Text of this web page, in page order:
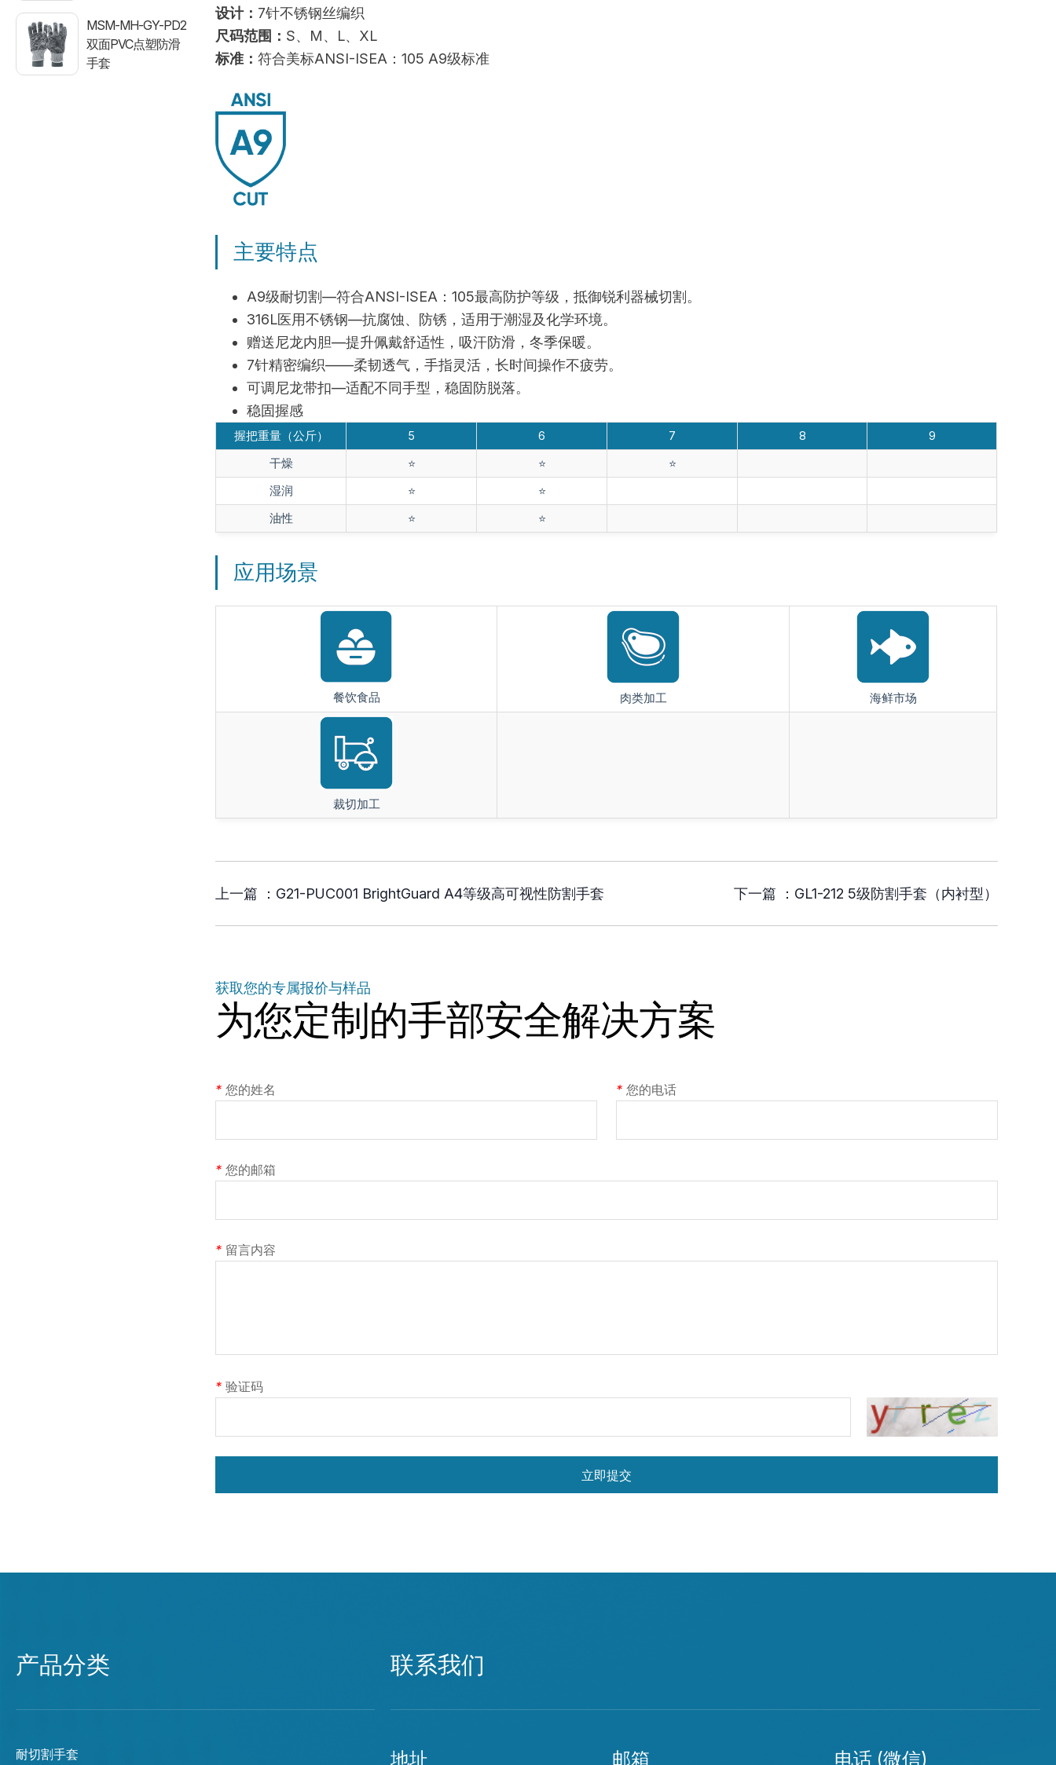
MSM-MH-GY-PD2
双面PVC点塑防滑
手套
设计： 7针不锈钢丝编织
尺码范围： S、M、L、XL
标准：符合美标ANSI-ISEA：105 A9级标准
主要特点
A9级耐切割—符合ANSI-ISEA：105最高防护等级，抵御锐利器械切割。
316L医用不锈钢—抗腐蚀、防锈，适用于潮湿及化学环境。
赠送尼龙内胆—提升佩戴舒适性，吸汗防滑，冬季保暖。
7针精密编织——柔韧透气，手指灵活，长时间操作不疲劳。
可调尼龙带扣—适配不同手型，稳固防脱落。
稳固握感
握把重量（公斤） 5 6 7 8 9
干燥 ⭐️ ⭐️ ⭐️
湿润 ⭐️ ⭐️
油性 ⭐️ ⭐️
应用场景
餐饮食品 肉类加工 海鲜市场
裁切加工
上一篇 ： G21-PUC001 BrightGuard A4等级高可视性防割手套 下一篇 ： GL1-212 5级防割手套（内衬型）
获取您的专属报价与样品
为您定制的手部安全解决方案
* 您的姓名 * 您的电话
* 您的邮箱
* 留言内容
* 验证码
立即提交
产品分类
耐切割手套
联系我们
地址 邮箱 电话 (微信)